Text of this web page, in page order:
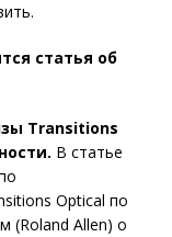
статья об
Transitions
В статье
Optical по
(Roland Allen) о